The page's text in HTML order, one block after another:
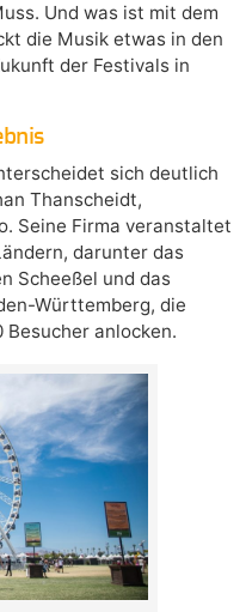
Und was ist mit dem
die Musik etwas in den
der Festivals in
sich deutlich
Thanscheidt,
Seine Firma veranstaltet
darunter das
Scheeßel und das
Württemberg, die
Besucher anlocken.